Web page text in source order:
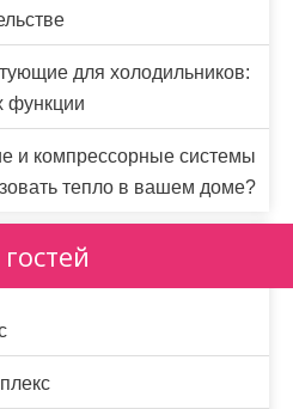
для холодильников:
функции
и компрессорные системы
тепло в вашем доме?